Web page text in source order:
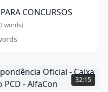
CONCURSOS
words)
32:15